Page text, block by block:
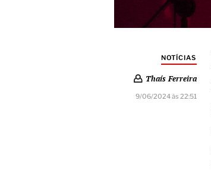
NOTÍCIAS
Thaís Ferreira
9/06/2024 às 22:51